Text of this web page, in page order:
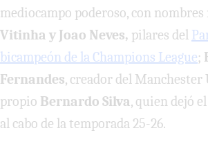
mediocampo poderoso, con
Vitinha y Joao Neves, pilares del
bicampeón de la Champions League;
Fernandes, creador del
propio Bernardo Silva, quien dejó
al cabo de la temporada 25-26.